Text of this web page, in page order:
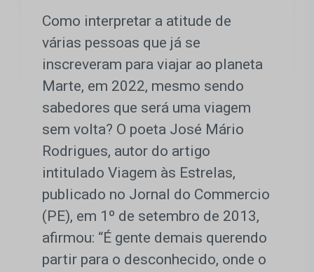
Como interpretar a atitude de
várias pessoas que já se
inscreveram para viajar ao planeta
Marte, em 2022, mesmo sendo
sabedores que será uma viagem
sem volta? O poeta José Mário
Rodrigues, autor do artigo
intitulado Viagem às Estrelas,
publicado no Jornal do Commercio
(PE), em 1º de setembro de 2013,
afirmou: “É gente demais querendo
partir para o desconhecido, onde o